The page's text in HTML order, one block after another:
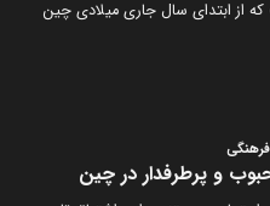
از ابتدای سال جاری میلادی چین